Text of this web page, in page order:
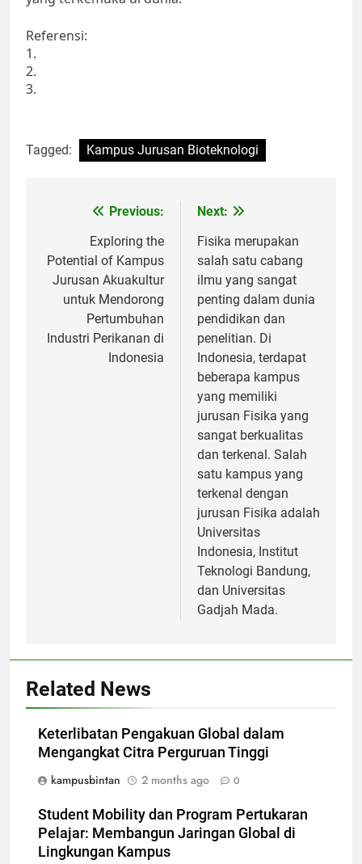
Referensi:
1.
2.
3.
Tagged: Kampus Jurusan Bioteknologi
navigation
Previous:
Exploring the
Potential of Kampus
Jurusan Akuakultur
untuk Mendorong
Pertumbuhan
Industri Perikanan di
Indonesia
Next:
Fisika merupakan
salah satu cabang
ilmu yang sangat
penting dalam dunia
pendidikan dan
penelitian. Di
Indonesia, terdapat
beberapa kampus
yang memiliki
jurusan Fisika yang
sangat berkualitas
dan terkenal. Salah
satu kampus yang
terkenal dengan
jurusan Fisika adalah
Universitas
Indonesia, Institut
Teknologi Bandung,
dan Universitas
Gadjah Mada.
Related News
Keterlibatan Pengakuan Global dalam
Mengangkat Citra Perguruan Tinggi
kampusbintan
2 months ago 0
Student Mobility dan Program Pertukaran
Pelajar: Membangun Jaringan Global di
Lingkungan Kampus